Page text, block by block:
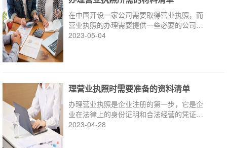
在中国开设一家公司需要取得营业执照，而
营业执照的办理需要提供一些必要的公司材
料。
2023-05-04
理营业执照时需要准备的资料清单
办理营业执照是企业注册的第一步，它是企
业在法律上的身份证明和合法经营的凭证。
下面是办理营业执照时需要准备的资料清
2023-04-28